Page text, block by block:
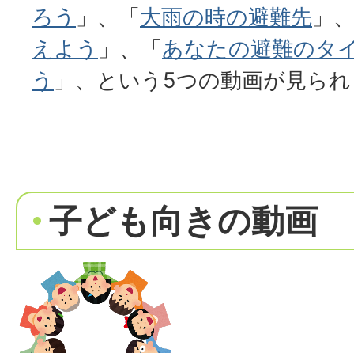
ろう 」、「 大雨の時の避難先 」
えよう 」、「 あなたの避難のタ
う 」、という5つの動画が見ら
子ども向きの動画